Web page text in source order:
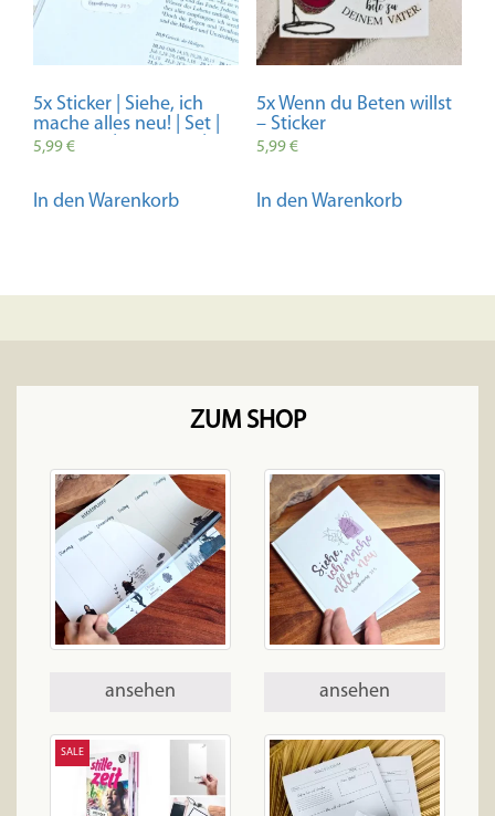
5x Sticker | Siehe, ich
mache alles neu! | Set |
Bibelvers | Christlich |
Geschenk | Jahreslosung
5,99€
In den Warenkorb
5x Wenn du Beten willst
– Sticker
5,99€
In den Warenkorb
ZUM SHOP
ansehen ansehen
SALE